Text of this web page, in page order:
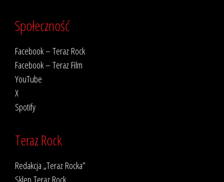
Społeczność
Facebook – Teraz Rock
Facebook – Teraz Film
YouTube
X
Spotify
Teraz Rock
Redakcja „Teraz Rocka”